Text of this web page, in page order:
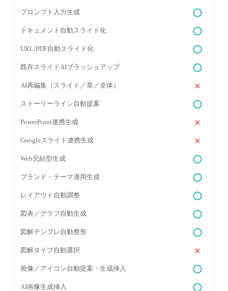
プロンプト入力生成
ドキュメント自動スライド化
URL/PDF自動スライド化
既存スライドAIブラッシュアップ
AI再編集（スライド／章／全体）
ストーリーライン自動提案
PowerPoint連携生成
Googleスライド連携生成
Web完結型生成
ブランド・テーマ適用生成
レイアウト自動調整
図表／グラフ自動生成
図解テンプレ自動整形
図解タイプ自動選択
画像／アイコン自動提案・生成挿入
AI画像生成挿入